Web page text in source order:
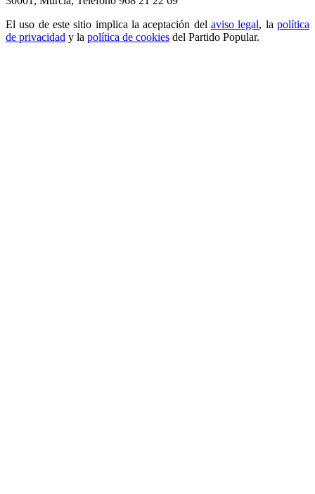
El uso de este sitio implica la aceptación del aviso legal, lapolítica
de privacidad y la política de cookies del Partido Popular.